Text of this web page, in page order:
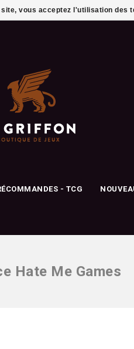
- TCG
Hate Me Games
vous acceptez l'utilisation des